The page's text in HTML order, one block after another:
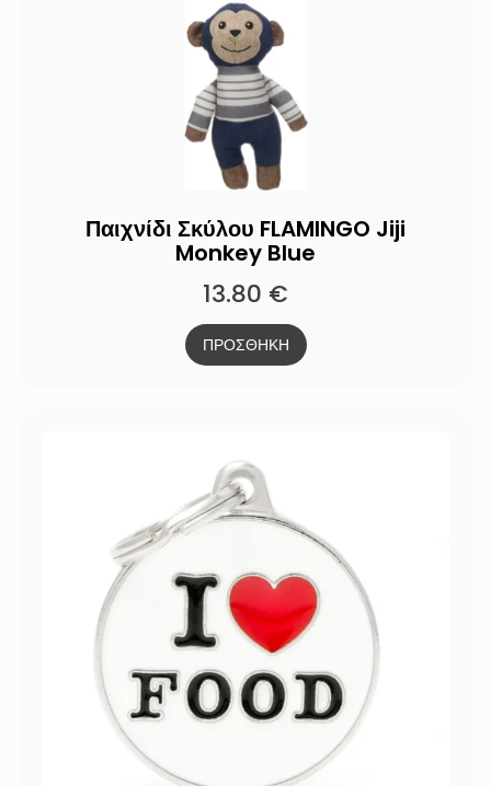
Παιχνίδι Σκύλου FLAMINGO Jiji
Monkey Blue
13.80 €
ΠΡΟΣΘΗΚΗ